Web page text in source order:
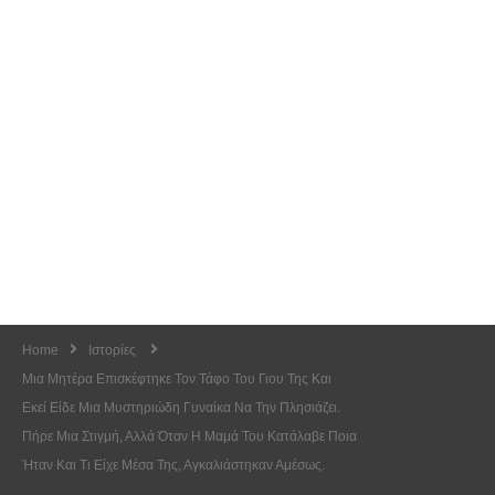
Home
Ιστορίες
Μια Μητέρα Επισκέφτηκε Τον Τάφο Του Γιου Της Και
Εκεί Είδε Μια Μυστηριώδη Γυναίκα Να Την Πλησιάζει.
Πήρε Μια Στιγμή, Αλλά Όταν Η Μαμά Του Κατάλαβε Ποια
Ήταν Και Τι Είχε Μέσα Της, Αγκαλιάστηκαν Αμέσως.